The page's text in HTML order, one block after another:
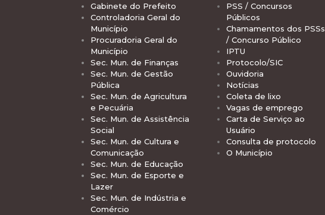
Gabinete do Prefeito
Controladoria Geral do
Município
Procuradoria Geral do
Município
Sec. Mun. de Finanças
Sec. Mun. de Gestão
Pública
Sec. Mun. de Agricultura
e Pecuária
Sec. Mun. de Assistência
Social
Sec. Mun. de Cultura e
Comunicação
Sec. Mun. de Educação
Sec. Mun. de Esporte e
Lazer
Sec. Mun. de Indústria e
Comércio
PSS / Concursos
Públicos
Chamamentos dos PSSs
/ Concurso Público
IPTU
Protocolo/SIC
Ouvidoria
Notícias
Coleta de lixo
Vagas de emprego
Carta de Serviço ao
Usuário
Consulta de protocolo
O Município